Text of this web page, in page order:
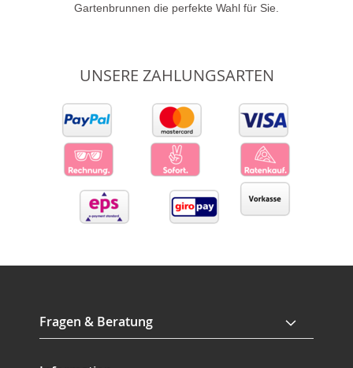
Gartenbrunnen die perfekte Wahl für Sie.
UNSERE ZAHLUNGSARTEN
Fragen & Beratung